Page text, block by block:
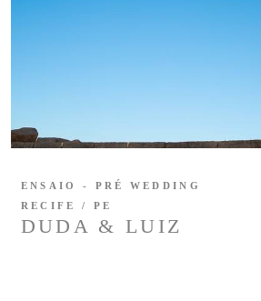
DUDA & LUIZ
ENSAIO - PRÉ WEDDING
RECIFE / PE